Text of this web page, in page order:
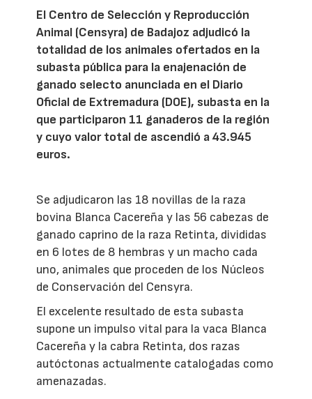
El Centro de Selección y Reproducción
Animal (Censyra) de Badajoz adjudicó la
totalidad de los animales ofertados en la
subasta pública para la enajenación de
ganado selecto anunciada en el Diario
Oficial de Extremadura (DOE), subasta en la
que participaron 11 ganaderos de la región
y cuyo valor total de ascendió a 43.945
euros.
Se adjudicaron las 18 novillas de la raza
bovina Blanca Cacereña y las 56 cabezas de
ganado caprino de la raza Retinta, divididas
en 6 lotes de 8 hembras y un macho cada
uno, animales que proceden de los Núcleos
de Conservación del Censyra.
El excelente resultado de esta subasta
supone un impulso vital para la vaca Blanca
Cacereña y la cabra Retinta, dos razas
autóctonas actualmente catalogadas como
amenazadas.